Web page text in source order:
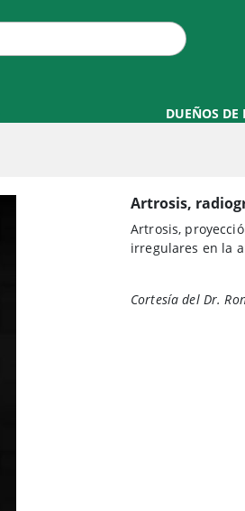
DUEÑOS DE
Artrosis,
Artrosis,
irregulares en la
Cortesía del Dr.